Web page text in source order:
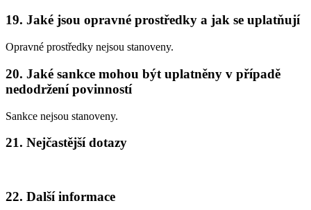
19. Jaké jsou opravné prostředky a jak se uplatňují
Opravné prostředky nejsou stanoveny.
20. Jaké sankce mohou být uplatněny v případě
nedodržení povinností
Sankce nejsou stanoveny.
21. Nejčastější dotazy
22. Další informace